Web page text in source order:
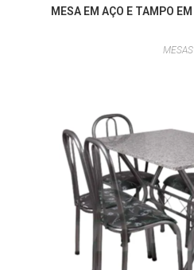
MESA EM AÇO E TAMPO
MESAS